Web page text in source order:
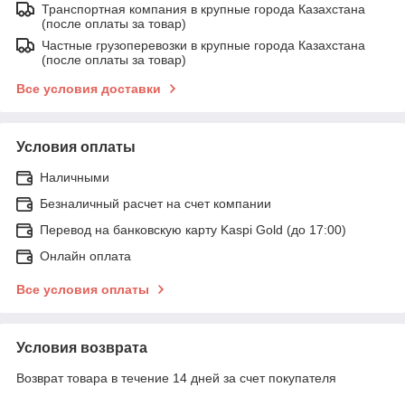
Транспортная компания в крупные города Казахстана
(после оплаты за товар)
Частные грузоперевозки в крупные города Казахстана
(после оплаты за товар)
Все условия доставки
Условия оплаты
Наличными
Безналичный расчет на счет компании
Перевод на банковскую карту Kaspi Gold (до 17:00)
Онлайн оплата
Все условия оплаты
Условия возврата
Возврат товара в течение 14 дней за счет покупателя